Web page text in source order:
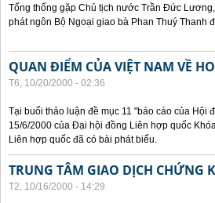
Tổng thống gặp Chủ tịch nước Trần Đức
phát ngôn Bộ Ngoại giao bà Phan Thuý Thanh
QUAN ĐIỂM CỦA VIỆT NAM VỀ
T6, 10/20/2000 - 02:36
Tại buổi thảo luận đề mục 11 "báo cáo của
15/6/2000 của Đại hội đồng Liên hợp quốc
Liên hợp quốc đã có bài phát biểu.
TRUNG TÂM GIAO DỊCH CHỨNG
T2, 10/16/2000 - 14:29